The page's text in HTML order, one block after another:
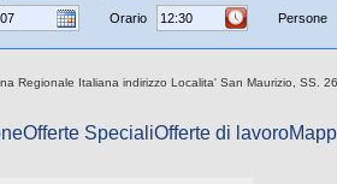
Orario Persone
Regionale Italiana indirizzo Localita' San Maurizio, SS.
Offerte SpecialiOfferte di lavoro